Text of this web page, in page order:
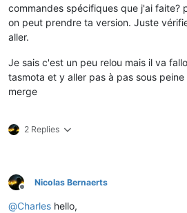
commandes spécifiques que j'ai faite?
on peut prendre ta version. Juste
aller.
Je sais c'est un peu relou mais il va
tasmota et y aller pas à pas sous
merge
2 Replies
Offline
Nicolas Bernaerts
@Charles hello,